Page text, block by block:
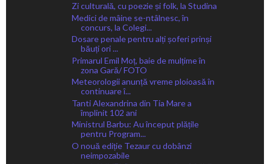
Zi culturală, cu poezie și folk, la Studina
Medici de mâine se-ntâlnesc, în
concurs, la Colegi...
Dosare penale pentru alți șoferi prinși
băuți ori ...
Primarul Emil Moț, baie de mulțime în
zona Gară/ FOTO
Meteorologii anunță vreme ploioasă în
continuare î...
Tanti Alexandrina din Tia Mare a
împlinit 102 ani
Ministrul Barbu: Au început plățile
pentru Program...
O nouă ediție Tezaur cu dobânzi
neimpozabile